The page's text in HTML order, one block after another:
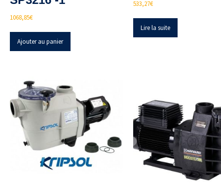
1068,85€
Ajouter au panier
533,27€
Lire la suite